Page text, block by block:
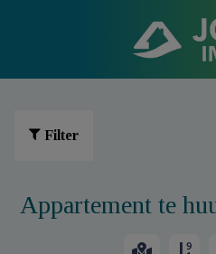
Filter
Appartement te